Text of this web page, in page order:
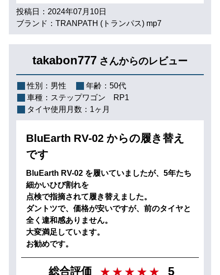
投稿日：2024年07月10日
ブランド：TRANPATH (トランパス) mp7
takabon777 さんからのレビュー
性別： 男性 年齢： 50代
車種： ステップワゴン RP1
タイヤ使用月数： 1ヶ月
BluEarth RV-02 からの履き替え
です
BluEarth RV-02 を履いていましたが、5年たち
細かいひび割れを
点検で指摘されて履き替えました。
ダントツで、価格が安いですが、前のタイヤと
全く違和感ありません。
大変満足しています。
お勧めです。
総合評価 5